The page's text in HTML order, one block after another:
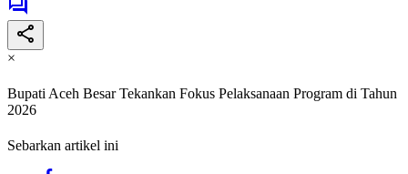
×
Bupati Aceh Besar Tekankan Fokus Pelaksanaan Program di Tahun
2026
Sebarkan artikel ini